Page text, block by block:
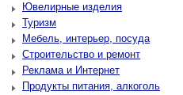
Ювелирные изделия
Туризм
Мебель, интерьер, посуда
Строительство и ремонт
Реклама и Интернет
Продукты питания, алкоголь